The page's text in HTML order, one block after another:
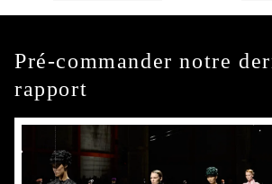
Pré-commander notre
rapport